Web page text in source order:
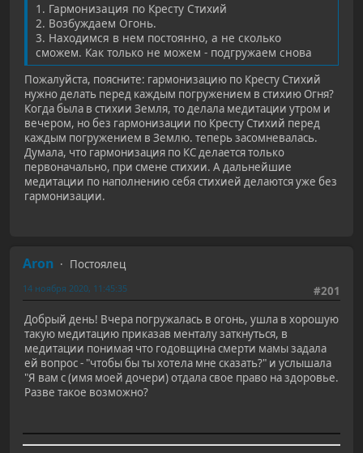
1. Гармонизация по Кресту Стихий
2. Возбуждаем Огонь.
3. Находимся в нем постоянно, а не сколько
сможем. Как только не можем - подгружаем снова
Пожалуйста, поясните: гармонизацию по Кресту Стихий
нужно делать перед каждым погружением в стихию Огня?
Когда была в стихии Земля, то делала медитации утром и
вечером, но без гармонизации по Кресту Стихий перед
каждым погружением в Землю. теперь засомневалась.
Думала, что гармонизация по КС делается только
первоначально, при смене стихии. А дальнейшие
медитации по наполнению себя стихией делаются уже без
гармонизации.
Aron
Постоялец
#201
14 ноября 2020, 11:45:35
Добрый день! Вчера погружалась в огонь, ушла в хорошую
такую медитацию приказав менталу заткнуться, в
медитации понимая что годовщина смерти мамы задала
ей вопрос - "чтобы бы ты хотела мне сказать?" и услышала
"Я вам с (имя моей дочери) отдала свое право на здоровье.
Разве такое возможно?